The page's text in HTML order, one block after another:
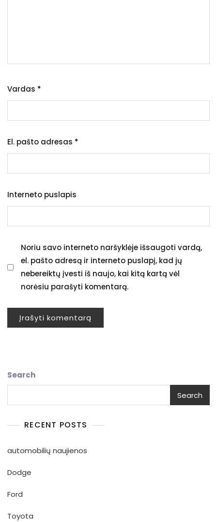
Vardas *
El. pašto adresas *
Interneto puslapis
Noriu savo interneto naršyklėje išsaugoti vardą,
el. pašto adresą ir interneto puslapį, kad jų
nebereiktų įvesti iš naujo, kai kitą kartą vėl
norėsiu parašyti komentarą.
Search
Search
RECENT POSTS
automobilių naujienos
Dodge
Ford
Toyota